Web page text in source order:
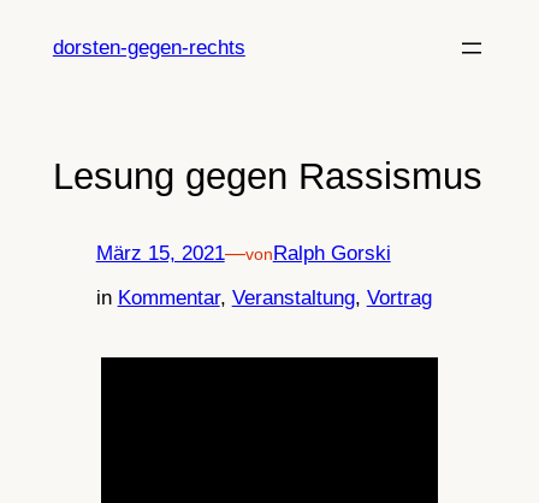
Inhaltdorsten-gegen-rechts
Lesung gegen Rassismus
März 15, 2021—vonRalph Gorski
in Kommentar, Veranstaltung, Vortrag